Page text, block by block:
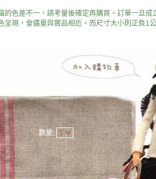
的色差不一，請考量後確定再購買。訂單一旦成
呈現，會儘量與實品相近。而尺寸大小則正負1公
數量: